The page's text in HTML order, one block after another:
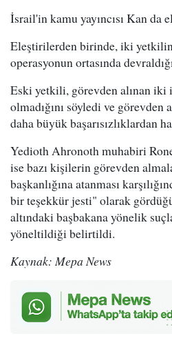
İsrail'in kamu yayıncısı Kan
Eleştirilerden birinde, iki
operasyonun ortasında
Eski yetkili, görevden alınan iki
olmadığını söyledi ve görevden
daha büyük başarısızlıklardan
Yedioth Ahronoth muhabiri
ise bazı kişilerin görevden
başkanlığına atanması
bir teşekkür jesti" olarak
altındaki başbakana yönelik
yöneltildiği belirtildi.
Kaynak: Mepa News